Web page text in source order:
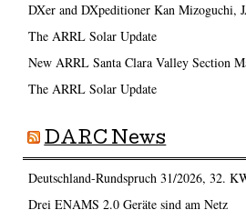
DXer and DXpeditioner Kan Mizoguchi,
The ARRL Solar Update
New ARRL Santa Clara Valley Section
The ARRL Solar Update
DARC News
Deutschland-Rundspruch 31/2026, 32.
Drei ENAMS 2.0 Geräte sind am Netz